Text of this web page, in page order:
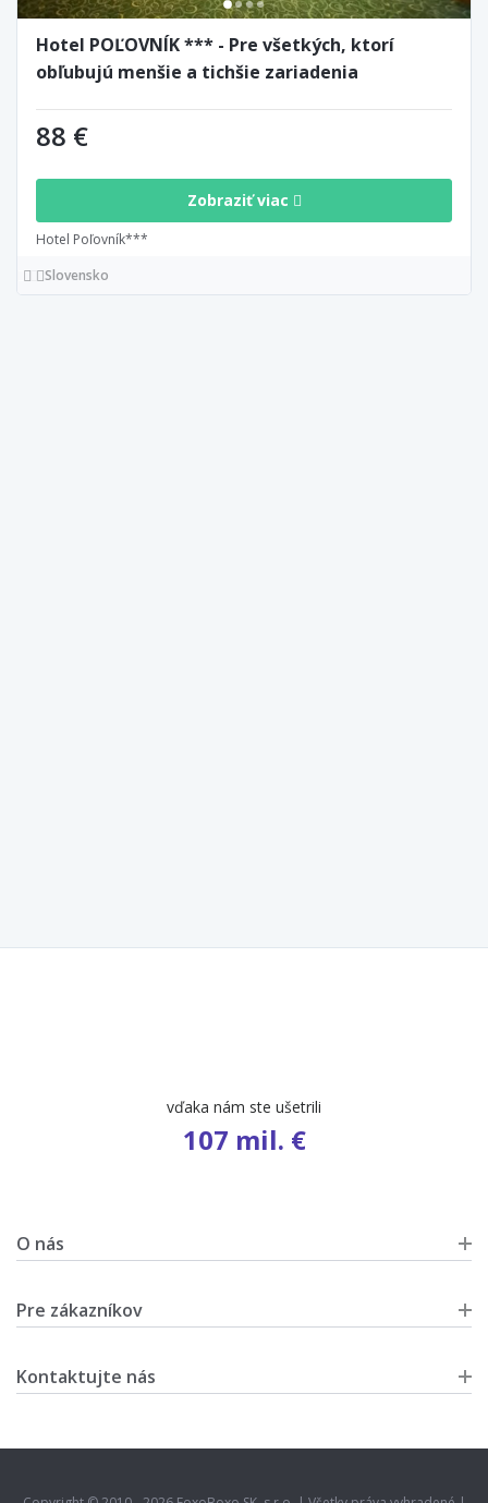
Hotel POĽOVNÍK *** - Pre všetkých, ktorí
obľubujú menšie a tichšie zariadenia
88 €
Zobraziť viac
Hotel Poľovník***
Slovensko
počet ponúk
9 668
O nás
Pre zákazníkov
Kontaktujte nás